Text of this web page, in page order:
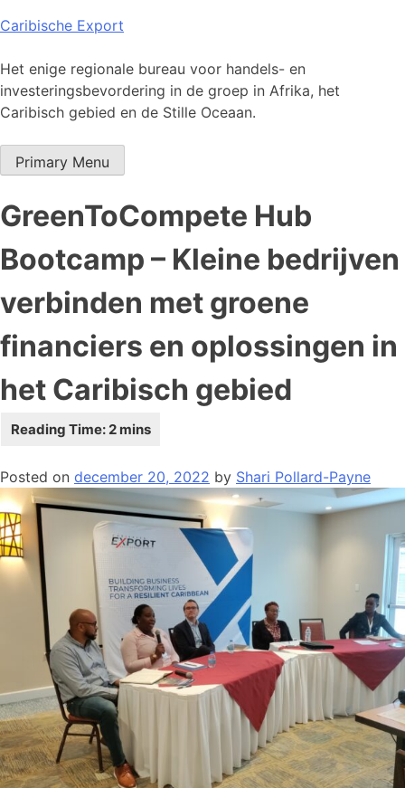
Skip
content
Caribische Export
Het enige regionale bureau voor handels- en
investeringsbevordering in de groep in Afrika, het
Caribisch gebied en de Stille Oceaan.
Primary Menu
GreenToCompete Hub
Bootcamp – Kleine bedrijven
verbinden met groene
financiers en oplossingen in
het Caribisch gebied
Posted on december 20, 2022 by Shari Pollard-Payne